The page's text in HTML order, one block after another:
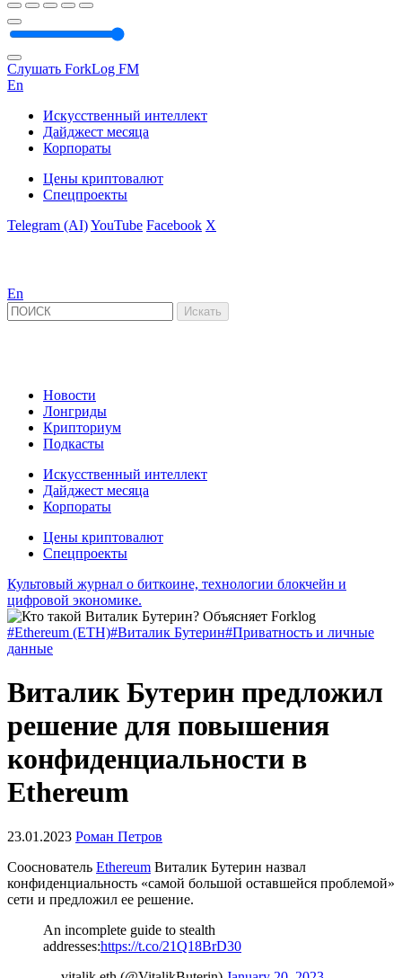
Слушать ForkLog FM
En
Искусственный интеллект
Дайджест месяца
Корпораты
Цены криптовалют
Спецпроекты
Telegram (AI)YouTube Facebook X
En
Новости
Лонгриды
Крипториум
Подкасты
Искусственный интеллект
Дайджест месяца
Корпораты
Цены криптовалют
Спецпроекты
Культовый журнал о биткоине, технологии блокчейн и
цифровой экономике.
#Ethereum (ETH)#Виталик Бутерин#Приватность и личные
данные
Виталик Бутерин предложил
решение для повышения
конфиденциальности в
Ethereum
23.01.2023 Роман Петров
Сооснователь Ethereum Виталик Бутерин назвал
конфиденциальность «самой большой оставшейся проблемой»
сети и предложил ее решение.
An incomplete guide to stealth
addresses:https://t.co/21Q18BrD30